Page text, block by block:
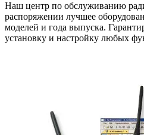
Наш центр по обслуживанию
распоряжении лучшее
моделей и года выпуска.
установку и настройку любых